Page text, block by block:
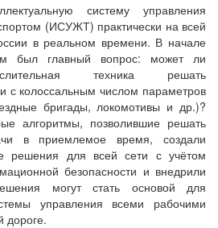
систему управления
(ИСУЖТ) практически на всей
в реальном времени. В начале
был главный вопрос: может ли
техника решать
с колоссальным числом параметров
бригады, локомотивы и др.)?
алгоритмы, позволившие решать
в приемлемое время, создали
решения для всей сети с учётом
безопасности и внедрили
могут стать основой для
управления всеми рабочими
дороге.